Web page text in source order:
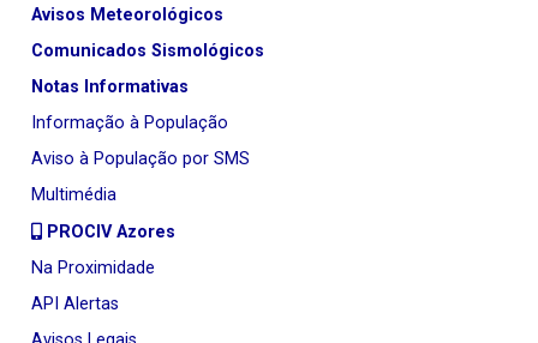
Avisos Meteorológicos
Comunicados Sismológicos
Notas Informativas
Informação à População
Aviso à População por SMS
Multimédia
PROCIV Azores
Na Proximidade
API Alertas